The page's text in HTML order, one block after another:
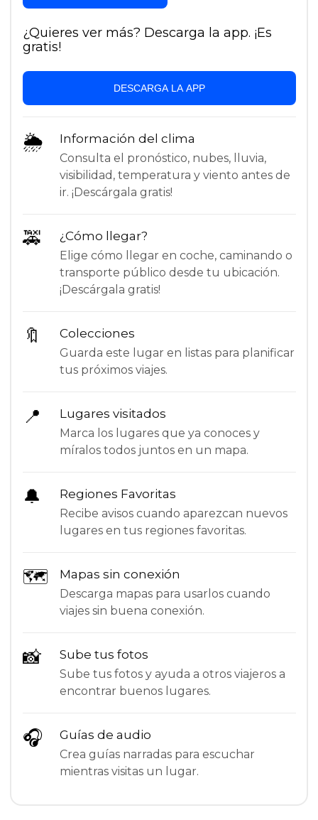
¿Quieres ver más? Descarga la app. ¡Es
gratis!
DESCARGA LA APP
🌦 Información del clima
Consulta el pronóstico, nubes, lluvia,
visibilidad, temperatura y viento antes de
ir. ¡Descárgala gratis!
🚕 ¿Cómo llegar?
Elige cómo llegar en coche, caminando o
transporte público desde tu ubicación.
¡Descárgala gratis!
🔖 Colecciones
Guarda este lugar en listas para planificar
tus próximos viajes.
📍 Lugares visitados
Marca los lugares que ya conoces y
míralos todos juntos en un mapa.
🔔 Regiones Favoritas
Recibe avisos cuando aparezcan nuevos
lugares en tus regiones favoritas.
🗺 Mapas sin conexión
Descarga mapas para usarlos cuando
viajes sin buena conexión.
📸 Sube tus fotos
Sube tus fotos y ayuda a otros viajeros a
encontrar buenos lugares.
🎧 Guías de audio
Crea guías narradas para escuchar
mientras visitas un lugar.